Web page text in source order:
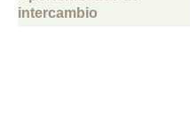
intercambio